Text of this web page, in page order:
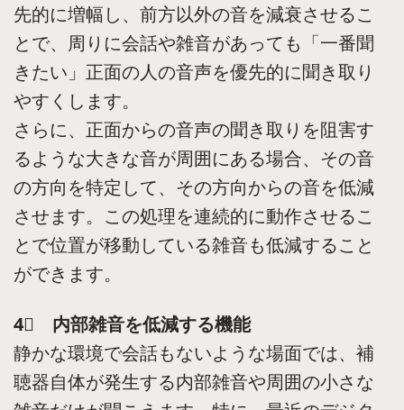
先的に増幅し、前方以外の音を減衰させるこ
とで、周りに会話や雑音があっても「一番聞
きたい」正面の人の音声を優先的に聞き取り
やすくします。
さらに、正面からの音声の聞き取りを阻害す
るような大きな音が周囲にある場合、その音
の方向を特定して、その方向からの音を低減
させます。この処理を連続的に動作させるこ
とで位置が移動している雑音も低減すること
ができます。
4⃣ 内部雑音を低減する機能
静かな環境で会話もないような場面では、補
聴器自体が発生する内部雑音や周囲の小さな